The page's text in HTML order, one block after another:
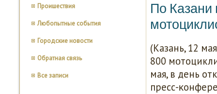
Проишествия
Любопытные события
Городские новости
Обратная связь
Все записи
По Казани
(Казань, 12
800
мая, в день
пресс-